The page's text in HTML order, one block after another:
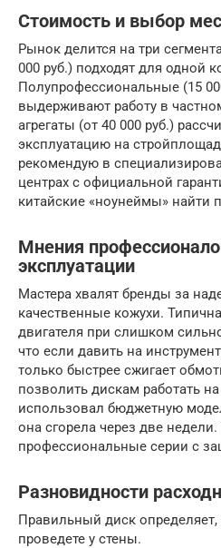
Стоимость и выбор
Рынок делится на три
000 руб.) подходят для одной
Полупрофессиональные (15
выдерживают работу в
агрегаты (от 40 000 руб.)
эксплуатацию на
рекомендую в
центрах с официальной
китайские «ноунеймы» найти
Мнения
эксплуатации
Мастера хвалят бренды за
качественные кожухи.
двигателя при слишком
что если давить на
только быстрее сжигает
позволить дискам работать
использовал бюджетную
она сгорела через две
профессиональные серии с
Разновидности
Правильный диск
проведете у стены.